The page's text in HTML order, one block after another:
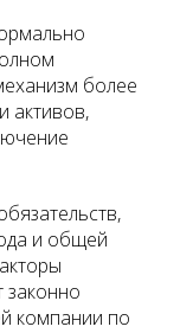
более
активов,
и общей
законно
компании по